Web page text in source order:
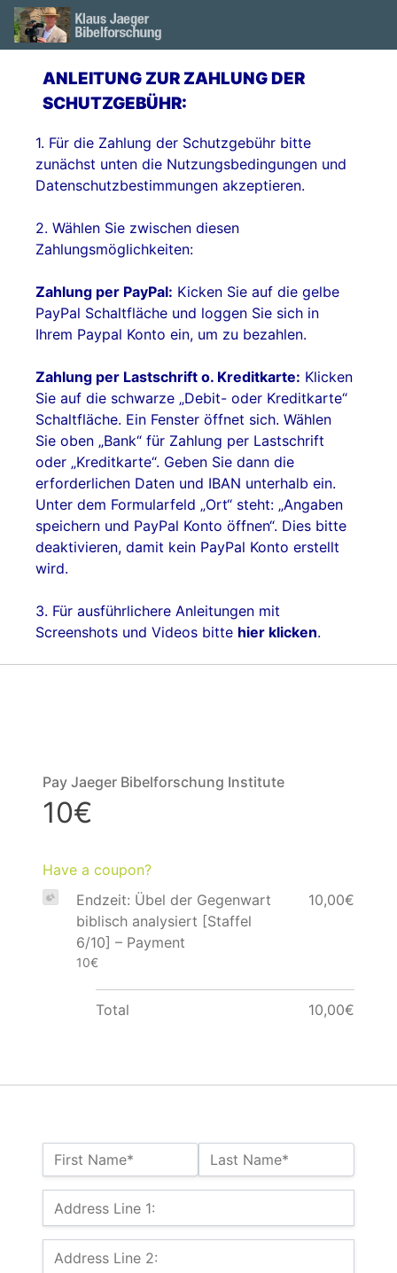
ANLEITUNG ZUR ZAHLUNG DER
SCHUTZGEBÜHR:
1. Für die Zahlung der Schutzgebühr bitte
zunächst unten die Nutzungsbedingungen und
Datenschutzbestimmungen akzeptieren.
2. Wählen Sie zwischen diesen
Zahlungsmöglichkeiten:
Zahlung per PayPal: Kicken Sie auf die gelbe
PayPal Schaltfläche und loggen Sie sich in
Ihrem Paypal Konto ein, um zu bezahlen.
Zahlung per Lastschrift o. Kreditkarte: Klicken
Sie auf die schwarze „Debit- oder Kreditkarte“
Schaltfläche. Ein Fenster öffnet sich. Wählen
Sie oben „Bank“ für Zahlung per Lastschrift
oder „Kreditkarte“. Geben Sie dann die
erforderlichen Daten und IBAN unterhalb ein.
Unter dem Formularfeld „Ort“ steht: „Angaben
speichern und PayPal Konto öffnen“. Dies bitte
deaktivieren, damit kein PayPal Konto erstellt
wird.
3. Für ausführlichere Anleitungen mit
Screenshots und Videos bitte hier klicken.
Name:*
First Name* Last Name*
Billing Address
Address Line 1:
Address Line 2:
Pay Jaeger Bibelforschung Institute
10€
Have a coupon?
Endzeit: Übel der Gegenwart
biblisch analysiert [Staffel
6/10] – Payment
10€
10,00€
Total 10,00€